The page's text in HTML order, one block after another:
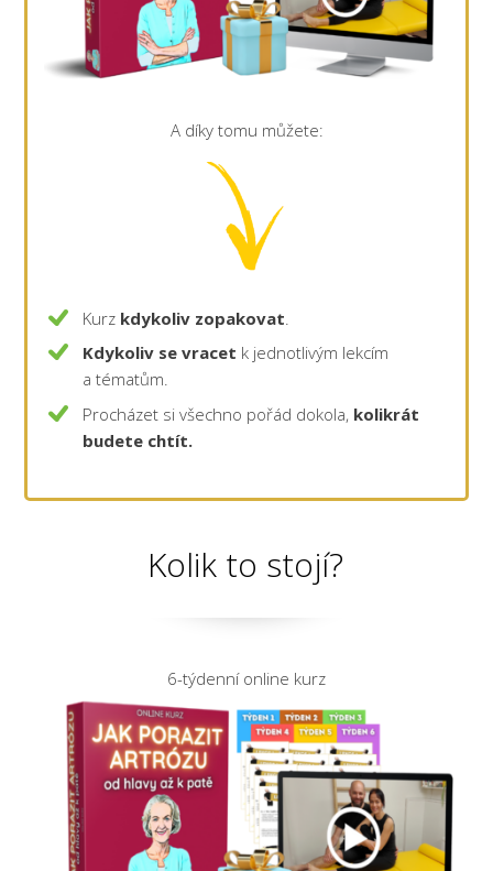
A díky tomu můžete:
Kurz kdykoliv zopakovat
Kdykoliv se vracet k jednotlivým lekcím
a tématům.
Procházet si všechno pořád dokola, kolikrát
budete chtít.
Kolik to stojí?
6-týdenní online kurz